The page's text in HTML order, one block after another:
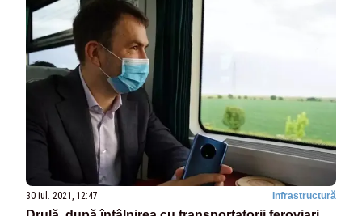
30 iul. 2021, 12:47 Infrastructură